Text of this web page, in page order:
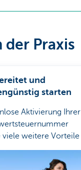
der Praxis
und
starten
Aktivierung Ihrer
viele weitere Vorteile